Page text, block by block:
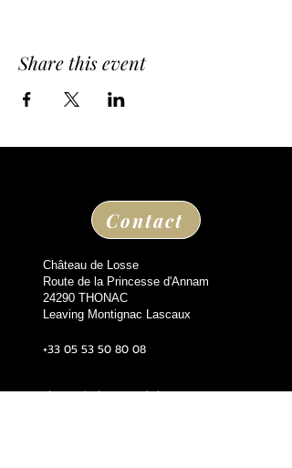
Share this event
Contact
Château de Losse
Route de la Princesse d'Annam
24290 THONAC
Leaving Montignac Lascaux
+33 05 53 50 80 08
losse@chateaudelosse.com